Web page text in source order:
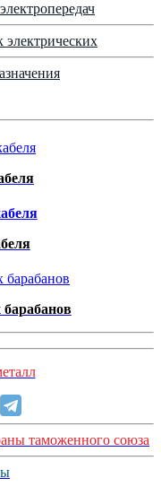
электрических
таможенного союза